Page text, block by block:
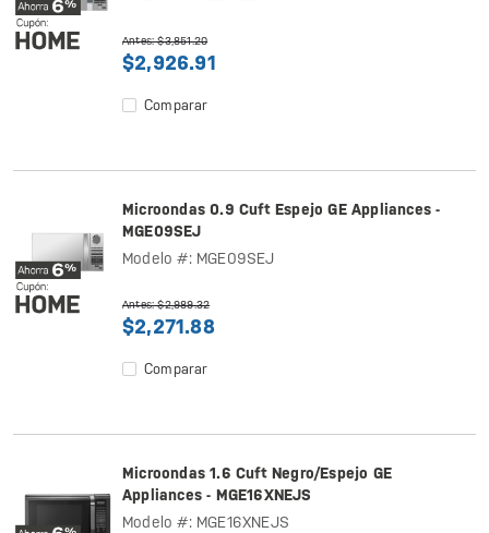
Antes: $3,851.20
$2,926.91
Comparar
Microondas 0.9 Cuft Espejo GE Appliances -
MGE09SEJ
Modelo #: MGE09SEJ
Antes: $2,989.32
$2,271.88
Comparar
Microondas 1.6 Cuft Negro/Espejo GE
Appliances - MGE16XNEJS
Modelo #: MGE16XNEJS